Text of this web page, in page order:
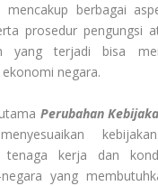
mencakup berbagai
prosedur pengungsi
yang terjadi bisa
negara.
Perubahan
tenaga kerja dan
yang